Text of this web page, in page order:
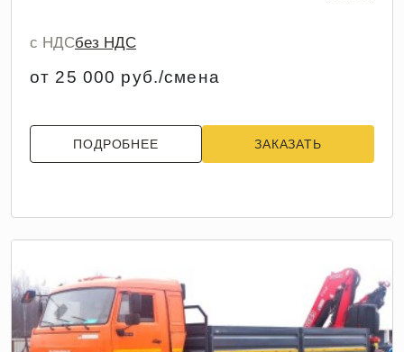
с НДСбез НДС
от 25 000 руб./смена
ПОДРОБНЕЕ ЗАКАЗАТЬ